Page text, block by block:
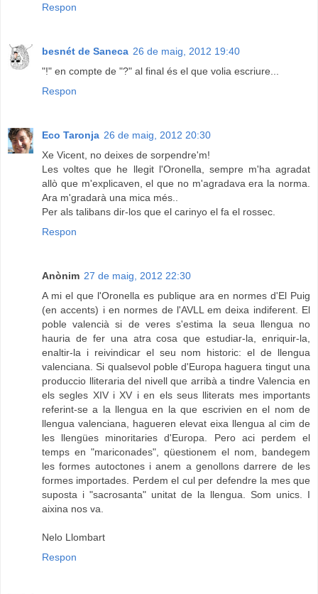
Respon
besnét de Saneca 26 de maig, 2012 19:40
"!" en compte de "?" al final és el que volia escriure...
Respon
Eco Taronja 26 de maig, 2012 20:30
Xe Vicent, no deixes de sorpendre'm!
Les voltes que he llegit l'Oronella, sempre m'ha agradat
allò que m'explicaven, el que no m'agradava era la norma.
Ara m'gradarà una mica més..
Per als talibans dir-los que el carinyo el fa el rossec.
Respon
Anònim 27 de maig, 2012 22:30
A mi el que l'Oronella es publique ara en normes d'El Puig
(en accents) i en normes de l'AVLL em deixa indiferent. El
poble valencià si de veres s'estima la seua llengua no
hauria de fer una atra cosa que estudiar-la, enriquir-la,
enaltir-la i reivindicar el seu nom historic: el de llengua
valenciana. Si qualsevol poble d'Europa haguera tingut una
produccio lliteraria del nivell que arribà a tindre Valencia en
els segles XIV i XV i en els seus lliterats mes importants
referint-se a la llengua en la que escrivien en el nom de
llengua valenciana, hagueren elevat eixa llengua al cim de
les llengües minoritaries d'Europa. Pero aci perdem el
temps en "mariconades", qüestionem el nom, bandegem
les formes autoctones i anem a genollons darrere de les
formes importades. Perdem el cul per defendre la mes que
suposta i "sacrosanta" unitat de la llengua. Som unics. I
aixina nos va.
Nelo Llombart
Respon